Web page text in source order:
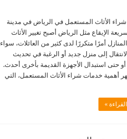
الأثاث المستعمل في الرياض في مدينة
الإيقاع مثل الرياض أصبح تغيير الأثاث
أمرًا متكررًا لدى كثير من العائلات، سواء
إلى منزل جديد أو الرغبة في تحديث
أو حتى استبدال الأجهزة القديمة بأخرى أحدث.
أهمية خدمات شراء الأثاث المستعمل، التي
»